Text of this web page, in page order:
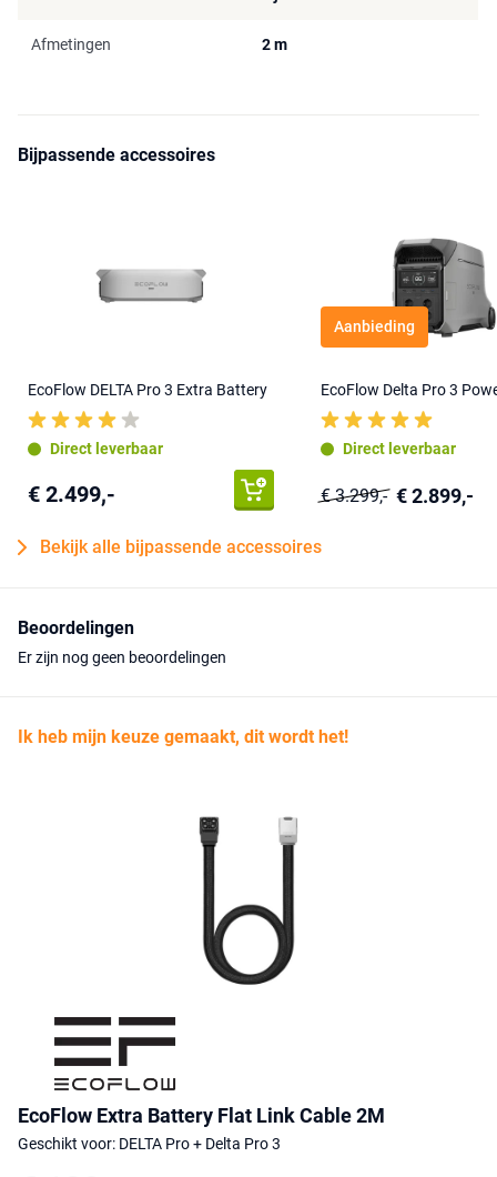
Afmetingen 2 m
Bijpassende accessoires
EcoFlow DELTA Pro 3 Extra Battery
Direct leverbaar
€ 2.499,-
Aanbieding
EcoFlow Delta Pro 3
Direct leverbaar
€ 3.299,- € 2.899,-
Bekijk alle bijpassende accessoires
Beoordelingen
Er zijn nog geen beoordelingen
Ik heb mijn keuze gemaakt, dit wordt het!
EcoFlow Extra Battery Flat Link Cable 2M
Geschikt voor: DELTA Pro + Delta Pro 3